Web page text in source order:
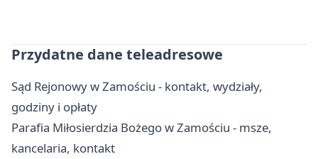
Przydatne dane teleadresowe
Sąd Rejonowy w Zamościu - kontakt, wydziały,
godziny i opłaty
Parafia Miłosierdzia Bożego w Zamościu - msze,
kancelaria, kontakt